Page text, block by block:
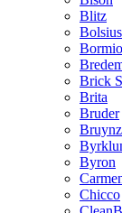
Blitz
Bolsius
Brick
Brita
Bruder
Byron
Chicco